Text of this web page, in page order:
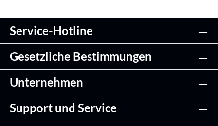
Service-Hotline
Gesetzliche Bestimmungen
Unternehmen
Support und Service